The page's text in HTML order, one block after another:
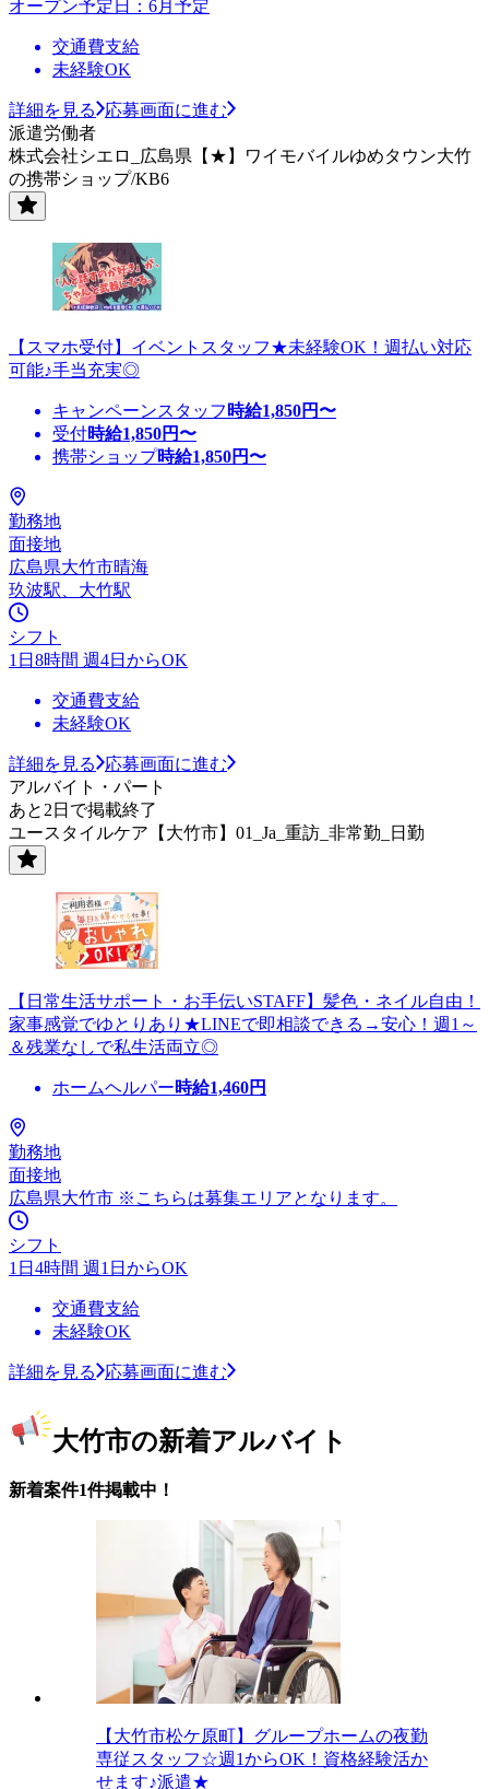
オープン予定日：6月予定
交通費支給
未経験OK
詳細を見る
応募画面に進む
派遣労働者
株式会社シエロ_広島県【★】ワイモバイルゆめタウン大竹
の携帯ショップ/KB6
【スマホ受付】イベントスタッフ★未経験OK！週払い対応
可能♪手当充実◎
キャンペーンスタッフ 時給1,850円〜
受付時給1,850円〜
携帯ショップ時給1,850円〜
勤務地
面接地
広島県大竹市晴海
玖波駅、大竹駅
シフト
1日8時間 週4日からOK
交通費支給
未経験OK
詳細を見る
応募画面に進む
アルバイト・パート
あと2日で掲載終了
ユースタイルケア【大竹市】01_Ja_重訪_非常勤_日勤
【日常生活サポート・お手伝いSTAFF】髪色・ネイル自由！
家事感覚でゆとりあり★LINEで即相談できる→安心！週1～
＆残業なしで私生活両立◎
ホームヘルパー時給1,460円
勤務地
面接地
広島県大竹市 ※こちらは募集エリアとなります。
シフト
1日4時間 週1日からOK
交通費支給
未経験OK
詳細を見る 応募画面に進む
大竹市の新着アルバイト
新着案件1件掲載中！
【大竹市松ケ原町】グループホームの夜勤
専従スタッフ☆週1からOK！資格経験活か
せます♪派遣★